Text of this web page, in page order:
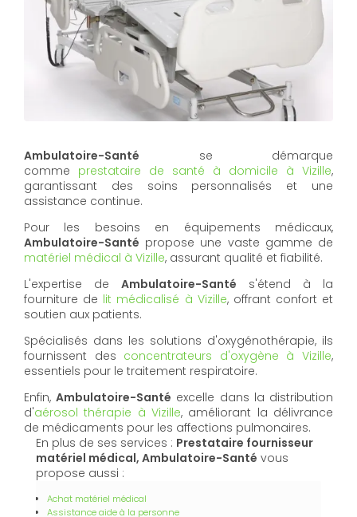
Ambulatoire-Santé se démarque
comme prestataire de santé à domicile à Vizille,
garantissant des soins personnalisés et une
assistance continue.
Pour les besoins en équipements médicaux,
Ambulatoire-Santé propose une vaste gamme de
matériel médical à Vizille, assurant qualité et fiabilité.
L'expertise de Ambulatoire-Santé s'étend à la
fourniture de lit médicalisé à Vizille, offrant confort et
soutien aux patients.
Spécialisés dans les solutions d'oxygénothérapie, ils
fournissent des concentrateurs d'oxygène à Vizille,
essentiels pour le traitement respiratoire.
Enfin,Ambulatoire-Santé excelle dans la distribution
d'aérosol thérapie à Vizille, améliorant la délivrance
de médicaments pour les affections pulmonaires.
En plus de ses services : Prestataire fournisseur
matériel médical, Ambulatoire-Santé vous
propose aussi :
Achat matériel médical
Assistance aide à la personne